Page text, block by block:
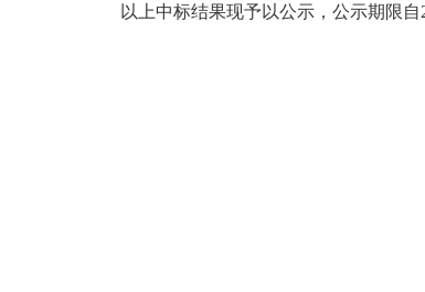
以上中标结果现予以公示，公示期限自